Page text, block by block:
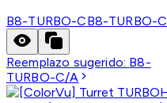
B8-TURBO-CB8-TURBO-C
Reemplazo sugerido: B8-
TURBO-C/A